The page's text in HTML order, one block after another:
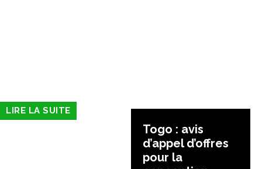
LIRE LA SUITE
Togo : avis
d’appel d’offres
pour la